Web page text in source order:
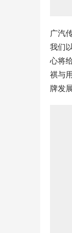
广汽
我们
心将